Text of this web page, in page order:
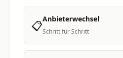
📋Anbieterwechsel
Schritt für Schritt